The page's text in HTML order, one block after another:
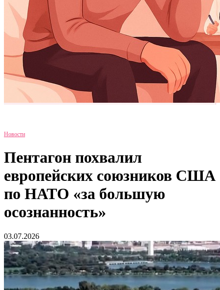
Новости
Пентагон похвалил
европейских союзников США
по НАТО «за большую
осознанность»
03.07.2026